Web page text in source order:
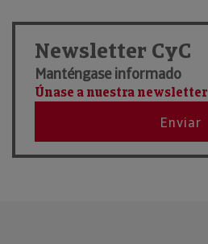
21 Madrid
Newsletter CyC
Manténgase informado
Únase a nuestra newsletter
Enviar